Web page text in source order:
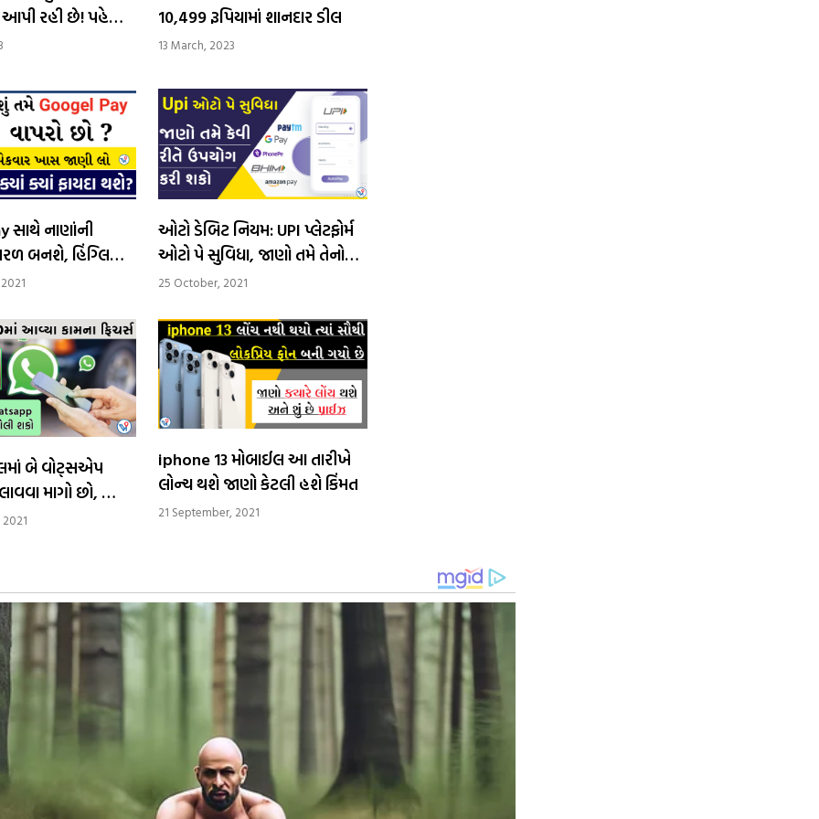
રહી છે! પહેલા
10,499 રૂપિયામાં શાનદાર ડીલ
13 March, 2023
સાથે નાણાંની
બનશે, હિંગ્લિશ
આ શ્રેષ્ઠ સુવિધાઓ
ઓટો ડેબિટ નિયમ: UPI પ્લેટફોર્મ
ઓટો પે સુવિધા, જાણો તમે તેનો
ઉપયોગ કેવી રીતે કરી શકો
25 October, 2021
બે વોટ્સએપ
માગો છો, ત્યાં
નથી, આ એપ તમને
iphone 13 મોબાઈલ આ તારીખે
લોન્ચ થશે જાણો કેટલી હશે કિંમત
21 September, 2021